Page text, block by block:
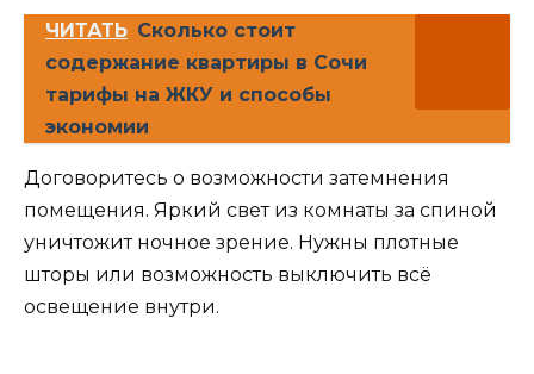
ЧИТАТЬ Сколько стоит
содержание квартиры в Сочи
тарифы на ЖКУ и способы
экономии
Договоритесь о возможности затемнения
помещения. Яркий свет из комнаты за спиной
уничтожит ночное зрение. Нужны плотные
шторы или возможность выключить всё
освещение внутри.